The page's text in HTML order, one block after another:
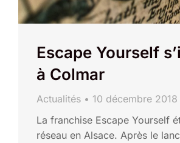
Escape Yourself
à Colmar
Actualités
10 décembre 2018
La franchise Escape Yourself
réseau en Alsace. Après le